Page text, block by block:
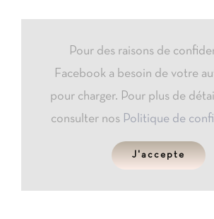
Pour des raisons de
Facebook a besoin de votre
pour charger. Pour plus de
consulter nos Politique de
J'accepte